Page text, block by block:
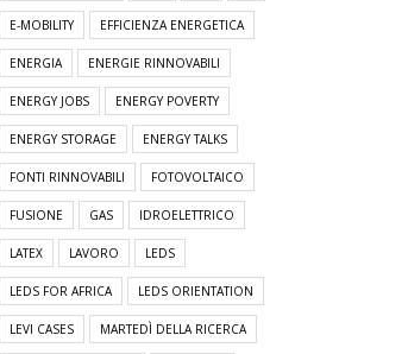
E-MOBILITY EFFICIENZA ENERGETICA
ENERGIA ENERGIE RINNOVABILI
ENERGY JOBS ENERGY POVERTY
ENERGY STORAGE ENERGY TALKS
FONTI RINNOVABILI FOTOVOLTAICO
FUSIONE GAS IDROELETTRICO
LATEX LAVORO LEDS
LEDS FOR AFRICA LEDS ORIENTATION
LEVI CASES MARTEDÌ DELLA RICERCA